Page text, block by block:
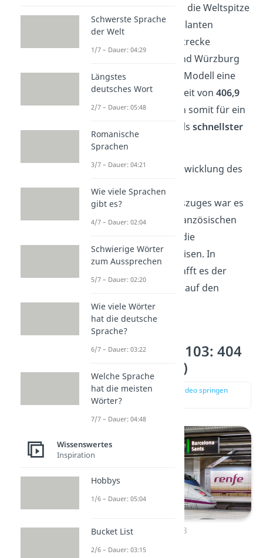
deutscher Zug, sich an die Weltspitze
zu setzen. In einer geplanten
auf der Strecke
zwischen Hannover und Würzburg
knackte das deutsche Modell eine
rasante Geschwindigkeit von406,9
km/h und sicherte sich somit für ein
als schnellster
Zug der Welt
Die Motivation der Entwicklung des
deutschen
Hochgeschwindigkeitszuges war es
unter anderem den französischen
in die
(Zug)schranken zu weisen. In
unserem Ranking schafft es der
Intercity Experimental auf den
achten Platz.
Platz 9 – AVE S-103: 404
km/h (Spanien)
zur Stelle im Video springen
AVE S-103
Schwerste Sprache
der Welt
1/7 – Dauer: 04:29
Längstes
deutsches Wort
2/7 – Dauer: 05:48
Romanische
Sprachen
3/7 – Dauer: 04:21
Wie viele Sprachen
gibt es?
4/7 – Dauer: 02:04
Schwierige Wörter
zum Aussprechen
5/7 – Dauer: 02:20
Wie viele Wörter
hat die deutsche
Sprache?
6/7 – Dauer: 03:22
Welche Sprache
hat die meisten
Wörter?
7/7 – Dauer: 04:48
Wissenswertes
Inspiration
Hobbys
1/6 – Dauer: 05:04
Bucket List
2/6 – Dauer: 03:15